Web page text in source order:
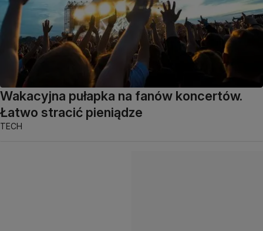
Wakacyjna pułapka na fanów koncertów.
Łatwo stracić pieniądze
TECH